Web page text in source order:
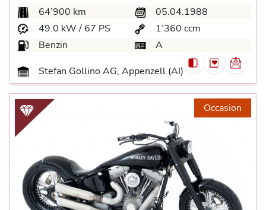
64’900 km
05.04.1988
49.0 kW / 67 PS
1’360 ccm
Benzin
A
Stefan Gollino AG, Appenzell (AI)
Occasion